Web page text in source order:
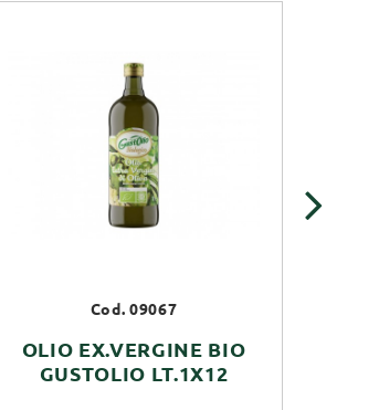
Cod. 09067
OLIO EX.VERGINE BIO
GUSTOLIO LT.1X12